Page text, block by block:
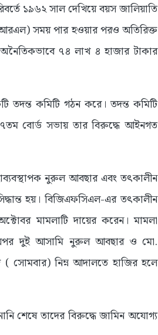
১৯৬২ সাল দেখিয়ে বয়স জালিয়াতি
সময় পার হওয়ার পরও অতিরিক্ত
৭৪ লাখ ৪ হাজার টাকার
তদন্ত কমিটি গঠন করে। তদন্ত কমিটি
বোর্ড সভায় তার বিরুদ্ধে আইনগত
নুরুল আবছার এবং তৎকালীন
হয়। বিজিএফসিএল-এর তৎকালীন
মামলাটি দায়ের করেন। মামলা
অপর দুই আসামি নুরুল আবছার ও মো.
সোমবার) নিম্ন আদালতে হাজির হলে
শেষে তাদের বিরুদ্ধে জামিন অযোগ্য